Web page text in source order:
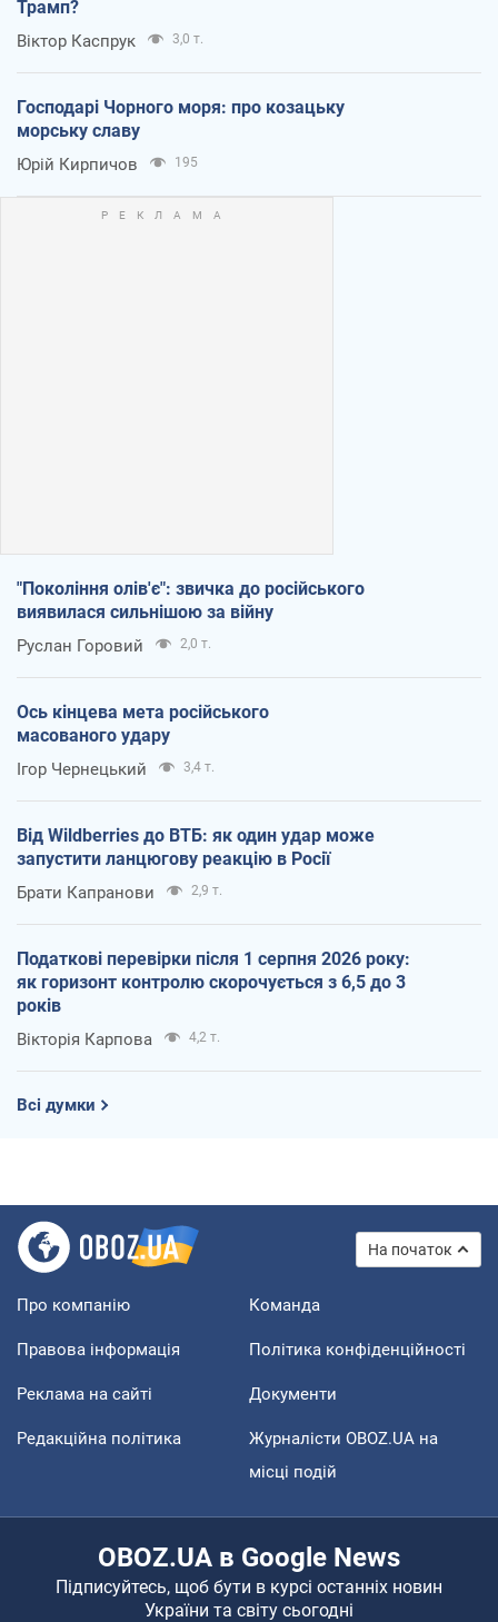
Трамп?
Віктор Каспрук 3,0 т.
Господарі Чорного моря: про козацьку
морську славу
Юрій Кирпичов 195
"Покоління олів'є": звичка до російського
виявилася сильнішою за війну
Руслан Горовий 2,0 т.
Ось кінцева мета російського
масованого удару
Ігор Чернецький 3,4 т.
Від Wildberries до ВТБ: як один удар може
запустити ланцюгову реакцію в Росії
Брати Капранови 2,9 т.
Податкові перевірки після 1 серпня 2026 року:
як горизонт контролю скорочується з 6,5 до 3
років
Вікторія Карпова 4,2 т.
Всі думки
На початок
Про компанію Команда
Правова інформація Політика конфіденційності
Реклама на сайті Документи
Редакційна політика
Журналісти OBOZ.UA на
місці подій
OBOZ.UA в Google News
Підписуйтесь, щоб бути в курсі останніх новин
України та світу сьогодні